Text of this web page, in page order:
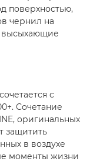
поверхностью,
чернил на
высыхающие
с
Сочетание
оригинальных
защитить
в воздухе
моменты жизни